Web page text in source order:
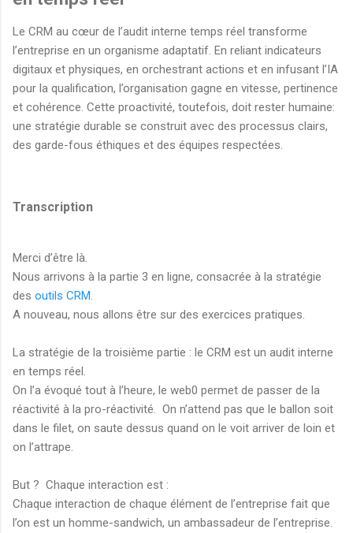
Le CRM au cœur de l’audit interne temps réel transforme
l’entreprise en un organisme adaptatif. En reliant indicateurs
digitaux et physiques, en orchestrant actions et en infusant l’IA
pour la qualification, l’organisation gagne en vitesse, pertinence
et cohérence. Cette proactivité, toutefois, doit rester humaine:
une stratégie durable se construit avec des processus clairs,
des garde-fous éthiques et des équipes respectées.
Transcription
Merci d’être là.
Nous arrivons à la partie 3 en ligne, consacrée à la stratégie
des outils CRM.
A nouveau, nous allons être sur des exercices pratiques.
La stratégie de la troisième partie : le CRM est un audit interne
en temps réel.
On l’a évoqué tout à l’heure, le web0 permet de passer de la
réactivité à la pro-réactivité. On n’attend pas que le ballon soit
dans le filet, on saute dessus quand on le voit arriver de loin et
on l’attrape.
But ? Chaque interaction est :
Chaque interaction de chaque élément de l’entreprise fait que
l’on est un homme-sandwich, un ambassadeur de l’entreprise.